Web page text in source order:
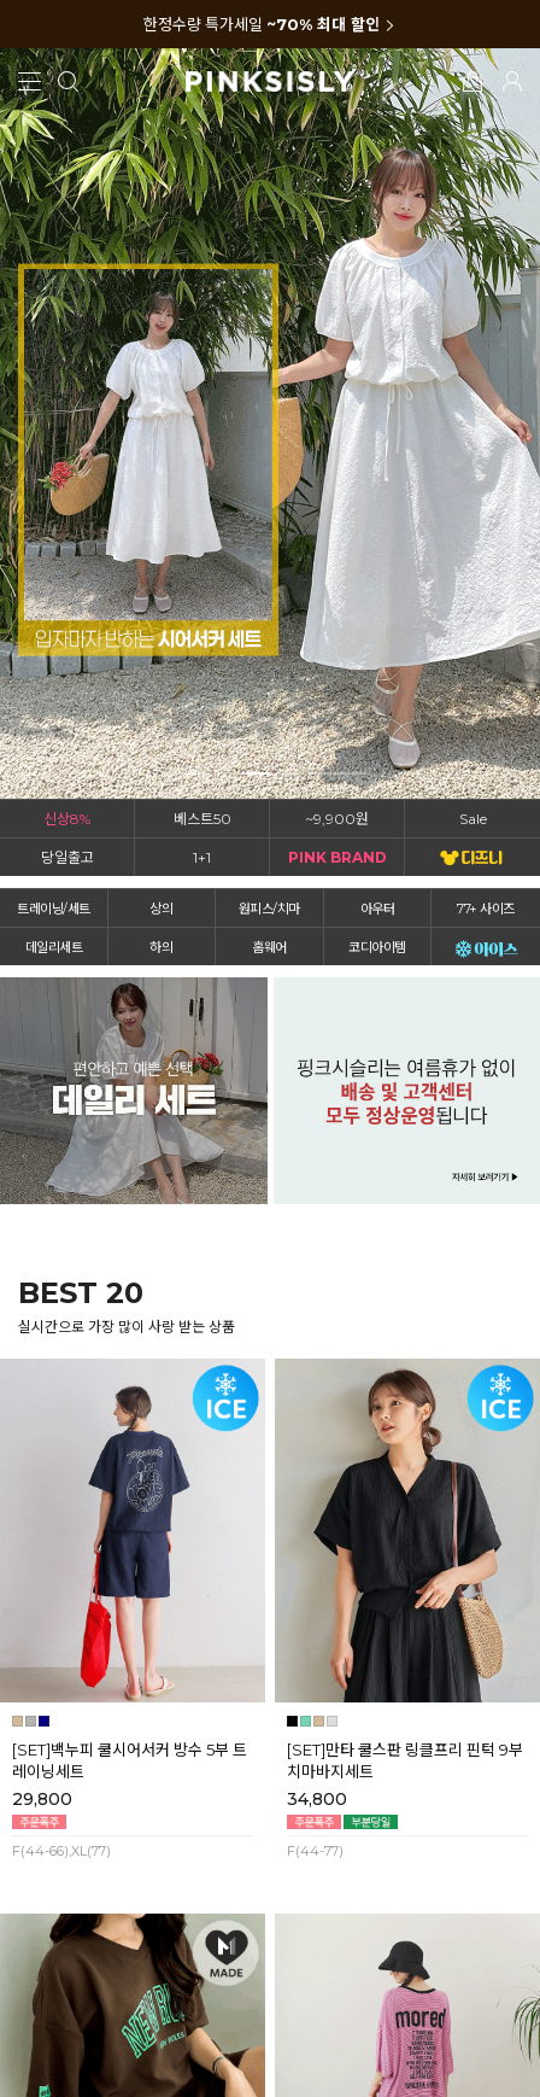
한정수량 특가세일 ~70% 최대 할인
신상8% 베스트50 ~9,900원 Sale
당일출고 1+1 PINK BRAND
트레이닝/세트 상의 원피스/치마 아우터 77+ 사이즈
데일리세트 하의 홈웨어 코디아이템
BEST 20
실시간으로 가장 많이 사랑 받는 상품
[SET]백누피 쿨시어서커 방수 5부 트
레이닝세트
29,800
F(44-66),XL(77)
[SET]만타 쿨스판 링클프리 핀턱 9부
치마바지세트
34,800
F(44-77)